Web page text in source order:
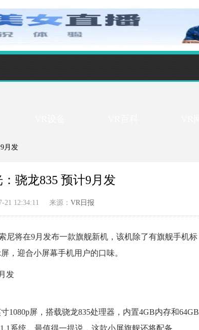
月发
骁龙835 预计9月发
21 12:34:11 来源： VR日报
尼将在9月发布一款旗舰新机，该机除了有旗舰手机标
，迎合小屏幕手机用户的口味。
1080p屏，搭载骁龙835处理器，内置4GB内存和64GB
系统。最值得一提说，这款小屏旗舰还将配备